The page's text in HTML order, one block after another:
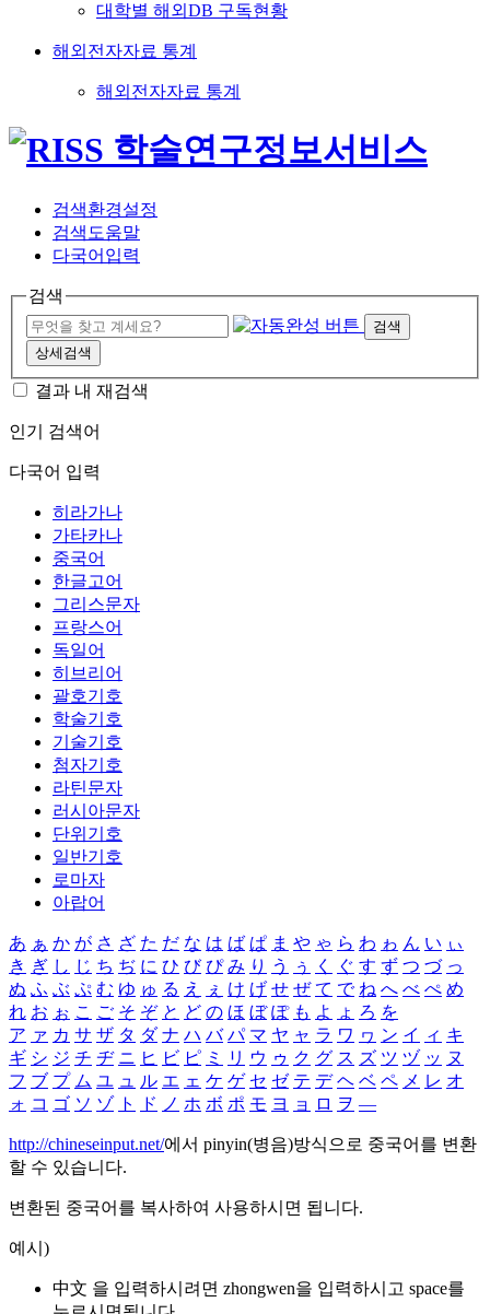
대학별 해외DB 구독현황
해외전자자료 통계
해외전자자료 통계
검색환경설정
검색도움말
다국어입력
검색
검색
상세검색
결과 내 재검색
인기 검색어
다국어 입력
히라가나
가타카나
중국어
한글고어
그리스문자
프랑스어
독일어
히브리어
괄호기호
학술기호
기술기호
첨자기호
라틴문자
러시아문자
단위기호
일반기호
로마자
아랍어
あ ぁ か が さ ざ た だ な は ば ぱ ま や ゃ ら わ ゎ ん い ぃ
き ぎ し じ ち ぢ に ひ び ぴ み り う ぅ く ぐ す ず つ づ っ
ぬ ふ ぶ ぷ む ゆ ゅ る え ぇ け げ せ ぜ て で ね へ べ ぺ め
れ お ぉ こ ご そ ぞ と ど の ほ ぼ ぽ も よ ょ ろ を
ア ァ カ サ ザ タ ダ ナ ハ バ パ マ ヤ ャ ラ ワ ヮ ン イ ィ キ
ギ シ ジ チ ヂ ニ ヒ ビ ピ ミ リ ウ ゥ ク グ ス ズ ツ ヅ ッ ヌ
フ ブ プ ム ユ ュ ル エ ェ ケ ゲ セ ゼ テ デ ヘ ベ ペ メ レ オ
ォ コ ゴ ソ ゾ ト ド ノ ホ ボ ポ モ ヨ ョ ロ ヲ ―
http://chineseinput.net/에서 pinyin(병음)방식으로 중국어를 변환
할 수 있습니다.
변환된 중국어를 복사하여 사용하시면 됩니다.
예시)
中文 을 입력하시려면 zhongwen을 입력하시고 space를